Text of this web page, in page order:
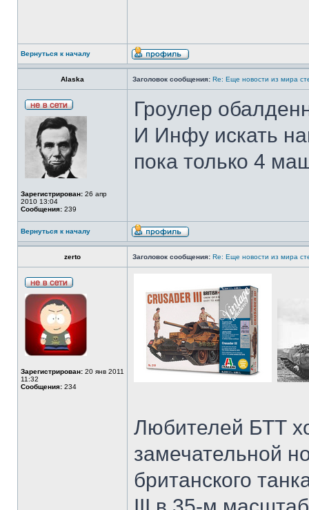
Вернуться к началу
Alaska Заголовок сообщения: Re: Еще новости из мира
Зарегистрирован: 26 апр
2010 13:04
Сообщения: 239
Гроулер
И Инфу искать
пока только 4
Вернуться к началу
zerto Заголовок сообщения: Re: Еще новости из мира
Зарегистрирован: 20 янв 2011
11:32
Сообщения: 234
Любителей БТТ
замечательной
британского